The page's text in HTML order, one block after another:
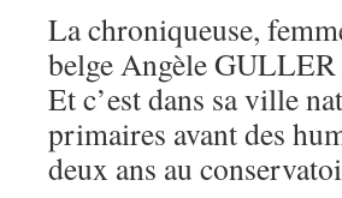
La chroniqueuse,
belge Angèle
Et c’est dans sa ville
primaires avant des
deux ans au